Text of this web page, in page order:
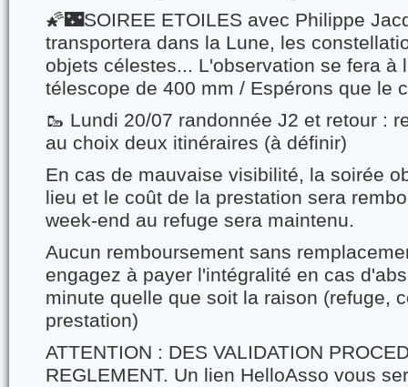
🌠🌃SOIREE ETOILES avec Philippe
transportera dans la Lune, les
objets célestes... L'observation se fera à
télescope de 400 mm / Espérons que le
🥾 Lundi 20/07 randonnée J2 et retour :
au choix deux itinéraires (à définir)
En cas de mauvaise visibilité, la soirée
lieu et le coût de la prestation sera
week-end au refuge sera maintenu.
Aucun remboursement sans
engagez à payer l'intégralité en cas
minute quelle que soit la raison (refuge,
prestation)
ATTENTION : DES VALIDATION
REGLEMENT. Un lien HelloAsso vous